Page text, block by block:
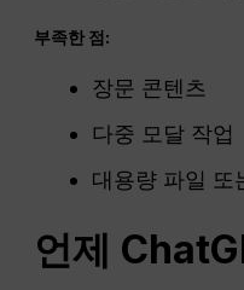
부족한 점:
장문 콘텐츠
다중 모달 작업
대용량 파일 또
언제